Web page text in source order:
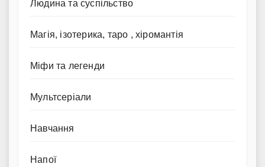
Людина та суспільство
Магія, ізотерика, таро , хіромантія
Міфи та легенди
Мультсеріали
Навчання
Напої